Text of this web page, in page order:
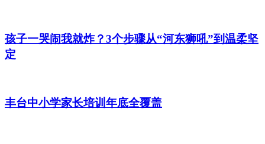
孩子一哭闹我就炸？3个步骤从“河东狮吼”到温柔坚
定
丰台中小学家长培训年底全覆盖